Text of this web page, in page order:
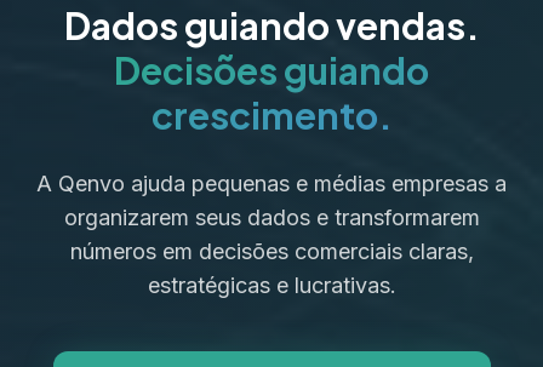
Dados guiando vendas.
Decisões guiando
crescimento.
A Qenvo ajuda pequenas e médias empresas a
organizarem seus dados e transformarem
números em decisões comerciais claras,
estratégicas e lucrativas.